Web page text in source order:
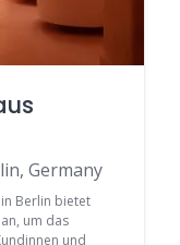
Germany
Berlin bietet
um das
und